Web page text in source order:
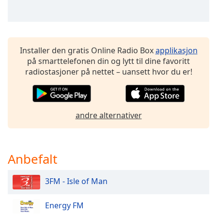
dialog
window.
Text
Color
Installer den gratis Online Radio Boxapplikasjon
på smarttelefonen din og lytt til dine favoritt
radiostasjoner på nettet – uansett hvor du er!
andre alternativer
Anbefalt
3FM - Isle of Man
Energy FM